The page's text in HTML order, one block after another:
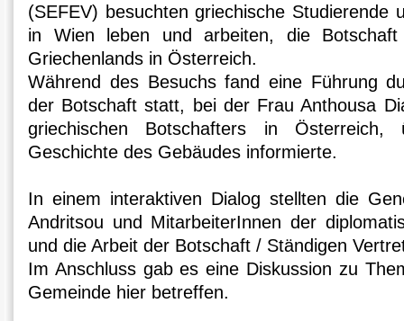
(SEFEV) besuchten griechische Studierende
in Wien leben und arbeiten, die
Griechenlands in Österreich.
Während des Besuchs fand eine Führung
der Botschaft statt, bei der Frau Anthousa
griechischen Botschafters in Österreich,
Geschichte des Gebäudes informierte.
In einem interaktiven Dialog stellten die
Andritsou und MitarbeiterInnen der
und die Arbeit der Botschaft / Ständigen
Im Anschluss gab es eine Diskussion zu
Gemeinde hier betreffen.